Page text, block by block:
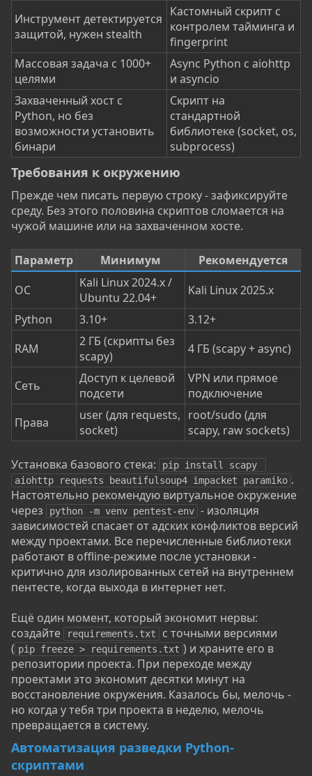
Инструмент детектируется
защитой, нужен stealth
Кастомный скрипт с
контролем тайминга и
fingerprint
Массовая задача с 1000+
целями
Async Python с aiohttp
и asyncio
Захваченный хост с
Python, но без
возможности установить
бинари
Скрипт на
стандартной
библиотеке (socket, os,
subprocess)
Требования к окружению​
Прежде чем писать первую строку - зафиксируйте
среду. Без этого половина скриптов сломается на
чужой машине или на захваченном хосте.
Параметр Минимум
Рекомендуется
ОС
Kali Linux 2024.x /
Ubuntu 22.04+
Kali Linux 2025.x
Python
3.10+
3.12+
RAM
2 ГБ (скрипты без
scapy)
4 ГБ (scapy + async)
Сеть
Доступ к целевой
подсети
VPN или прямое
подключение
Права
user (для requests,
socket)
root/sudo (для
scapy, raw sockets)
Установка базового стека:
pip install scapy
aiohttp requests beautifulsoup4 impacket paramiko .
Настоятельно рекомендую виртуальное окружение
через
python -m venv pentest-env - изоляция
зависимостей спасает от адских конфликтов версий
между проектами. Все перечисленные библиотеки
работают в offline-режиме после установки -
критично для изолированных сетей на внутреннем
пентесте, когда выхода в интернет нет.
Ещё один момент, который экономит нервы:
создайте
requirements.txt
с точными версиями
( pip freeze > requirements.txt ) и храните его в
репозитории проекта. При переходе между
проектами это экономит десятки минут на
восстановление окружения. Казалось бы, мелочь -
но когда у тебя три проекта в неделю, мелочь
превращается в систему.
Автоматизация разведки Python-
скриптами